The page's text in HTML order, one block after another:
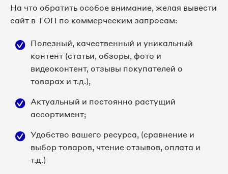
На что обратить особое внимание, желая вывести
сайт в ТОП по коммерческим запросам:
Полезный, качественный и уникальный
контент (статьи, обзоры, фото и
видеоконтент, отзывы покупателей о
товарах и т.д.),
Актуальный и постоянно растущий
ассортимент;
Удобство вашего ресурса, (сравнение и
выбор товаров, чтение отзывов, оплата и
т.д.)